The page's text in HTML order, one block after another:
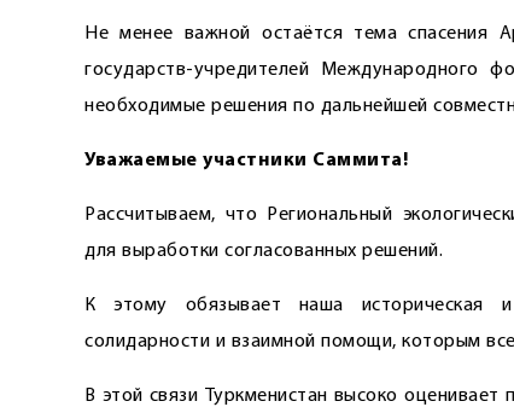
Не менее важной остаётся тема спасения
государств-учредителей Международного
необходимые решения по дальнейшей
Уважаемые участники Саммита!
Рассчитываем, что Региональный
для выработки согласованных решений.
К этому обязывает наша историческая и
солидарности и взаимной помощи, которым
В этой связи Туркменистан высоко